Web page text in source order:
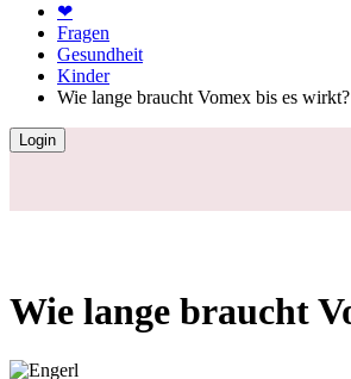
❤
Fragen
Gesundheit
Kinder
Wie lange braucht Vomex bis es wirkt?
Login
Wie lange braucht